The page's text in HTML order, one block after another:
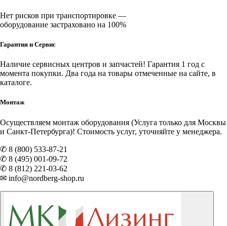
Нет рисков при транспортировке —
оборудование застраховано на 100%
Гарантия и Сервис
Наличие сервисных центров и запчастей! Гарантия 1 год с
момента покупки. Два года на товары отмеченные на сайте, в
каталоге.
Монтаж
Осуществляем монтаж оборудования (Услуга только для Москвы
и Санкт-Петербурга)! Стоимость услуг, уточняйте у менеджера.
✆ 8 (800) 533-87-21
✆ 8 (495) 001-09-72
✆ 8 (812) 221-03-62
✉ info@nordberg-shop.ru